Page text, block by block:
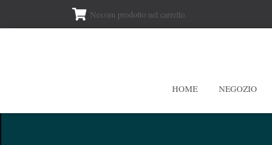
Nessun prodotto nel carrello.
HOME NEGOZIO